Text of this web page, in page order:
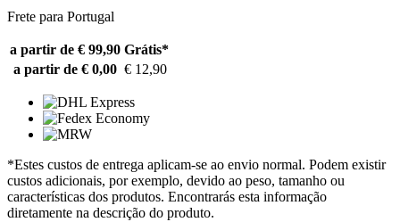
Frete para Portugal
a partir de € 99,90 Grátis*
a partir de € 0,00 € 12,90
*Estes custos de entrega aplicam-se ao envio normal. Podem existir
custos adicionais, por exemplo, devido ao peso, tamanho ou
características dos produtos. Encontrarás esta informação
diretamente na descrição do produto.